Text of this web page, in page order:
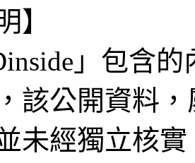
】
」包含
該公開資料
未經獨立核